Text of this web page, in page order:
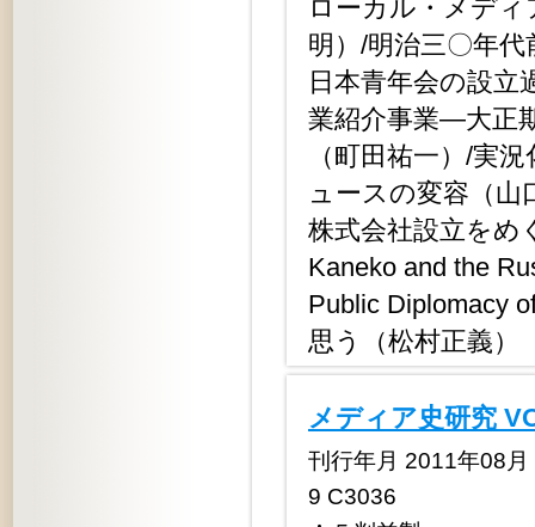
ローカル・メデ
明）/明治三〇年
日本青年会の設立
業紹介事業―大正
（町田祐一）/実
ュースの変容（
株式会社設立をめ
Kaneko and the
Public Diplomacy
思う（松村正義）
メディア史研究
刊行年月 2011年08
9 C3036